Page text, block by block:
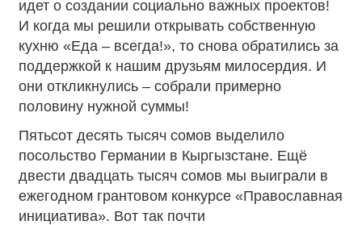
идет о создании социально важных проектов!
И когда мы решили открывать собственную
кухню «Еда – всегда!», то снова обратились за
поддержкой к нашим друзьям милосердия. И
они откликнулись – собрали примерно
половину нужной суммы!
Пятьсот десять тысяч сомов выделило
посольство Германии в Кыргызстане. Ещё
двести двадцать тысяч сомов мы выиграли в
ежегодном грантовом конкурсе «Православная
инициатива». Вот так почти